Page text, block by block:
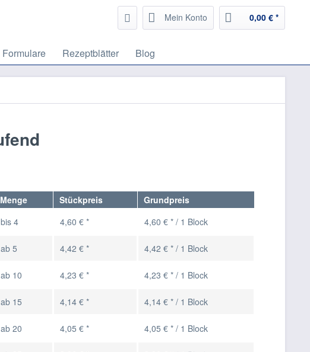
Mein Konto 0,00 € *
Formulare Rezeptblätter Blog
Menge Stückpreis
Grundpreis
bis4 4,60 € * 4,60 € * / 1 Block
ab5 4,42 € * 4,42 € * / 1 Block
ab 10 4,23 € * 4,23 € * / 1 Block
ab 15 4,14 € * 4,14 € * / 1 Block
ab20 4,05 € * 4,05 € * / 1 Block